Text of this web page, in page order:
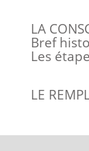
LA
Bref
Les
LE